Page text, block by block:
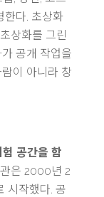
한다. 초상화
상화를 그린
공개 작업을
이 아니라 창
공간을 함
은 2000년 2
시작했다. 공